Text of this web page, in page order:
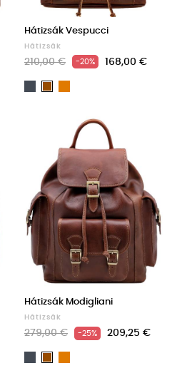
Hátizsák Vespucci
Hátizsák
210,00 € -20% 168,00 €
Hátizsák Modigliani
Hátizsák
279,00 € -25% 209,25 €